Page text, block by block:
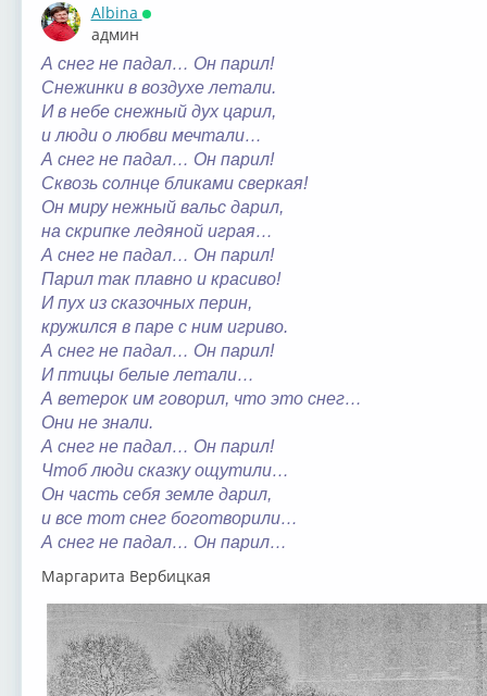
Albina
Онлайн
админ
А снег не падал… Он парил!
Снежинки в воздухе летали.
И в небе снежный дух царил,
и люди о любви мечтали…
А снег не падал… Он парил!
Сквозь солнце бликами сверкая!
Он миру нежный вальс дарил,
на скрипке ледяной играя…
А снег не падал… Он парил!
Парил так плавно и красиво!
И пух из сказочных перин,
кружился в паре с ним игриво.
А снег не падал… Он парил!
И птицы белые летали…
А ветерок им говорил, что это снег…
Они не знали.
А снег не падал… Он парил!
Чтоб люди сказку ощутили…
Он часть себя земле дарил,
и все тот снег боготворили…
А снег не падал… Он парил…
Маргарита Вербицкая